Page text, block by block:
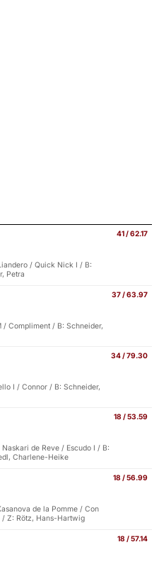
41 / 62.17
/ Quick Nick I / B:
Petra
37 / 63.97
Compliment / B: Schneider,
34 / 79.30
I / Connor / B: Schneider,
18 / 53.59
de Reve / Escudo I / B:
Charlene-Heike
18 / 56.99
de la Pomme / Con
/ Z: Rötz, Hans-Hartwig
18 / 57.14